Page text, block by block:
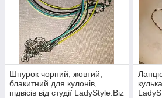
Шнурок чорний, жовтий,
блакитний для кулонів,
підвісів від студії LadyStyle.Biz